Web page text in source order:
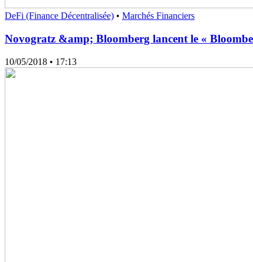
DeFi (Finance Décentralisée) • Marchés Financiers
Novogratz &amp; Bloomberg lancent le «
10/05/2018 • 17:13